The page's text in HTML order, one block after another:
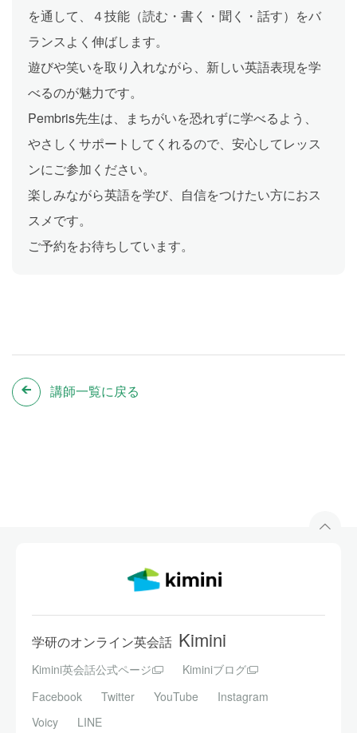
を通して、４技能（読む・書く・聞く・話す）をバ
ランスよく伸ばします。
遊びや笑いを取り入れながら、新しい英語表現を学
べるのが魅力です。
Pembris先生は、まちがいを恐れずに学べるよう、
やさしくサポートしてくれるので、安心してレッス
ンにご参加ください。
楽しみながら英語を学び、自信をつけたい方におス
スメです。
ご予約をお待ちしています。
講師一覧に戻る
学研のオンライン英会話 Kimini
Kimini英会話公式ページ
Kiminiブログ
Facebook
Twitter YouTube
Instagram
Voicy
LINE